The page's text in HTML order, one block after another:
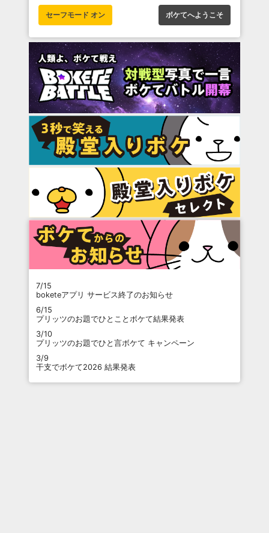
セーフモード オン ボケてへようこそ
7/15
boketeアプリ サービス終了のお知らせ
6/15
プリッツのお題でひとことボケて結果発表
3/10
プリッツのお題でひと言ボケて キャンペーン
3/9
干支でボケて2026 結果発表